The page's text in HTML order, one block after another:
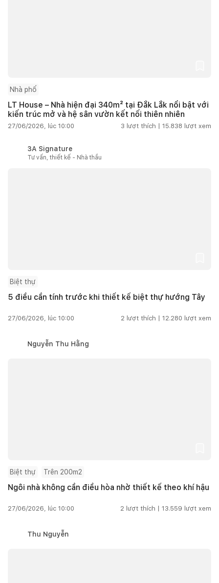
Nhà phố
LT House – Nhà hiện đại 340m² tại Đắk Lắk nổi bật với
kiến trúc mở và hệ sân vườn kết nối thiên nhiên
27/06/2026, lúc 10:00 3 lượt thích | 15.838 lượt xem
3A Signature
Tư vấn, thiết kế - Nhà thầu
Biệt thự
5 điều cần tính trước khi thiết kế biệt thự hướng Tây
27/06/2026, lúc 10:00 2 lượt thích | 12.280 lượt xem
Nguyễn Thu Hằng
Biệt thự Trên 200m2
Ngôi nhà không cần điều hòa nhờ thiết kế theo khí hậu
27/06/2026, lúc 10:00 2 lượt thích | 13.559 lượt xem
Thu Nguyễn